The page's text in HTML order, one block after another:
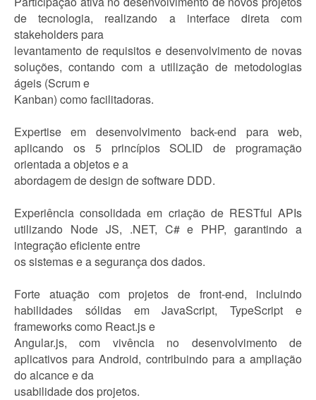
de tecnologia, realizando a interface direta com
stakeholders para
levantamento de requisitos e desenvolvimento de novas
soluções, contando com a utilização de metodologias
ágeis (Scrum e
Kanban) como facilitadoras.
Expertise em desenvolvimento back-end para web,
aplicando os 5 princípios SOLID de programação
orientada a objetos e a
abordagem de design de software DDD.
Experiência consolidada em criação de RESTful APIs
utilizando Node JS, .NET, C# e PHP, garantindo a
integração eficiente entre
os sistemas e a segurança dos dados.
Forte atuação com projetos de front-end, incluindo
habilidades sólidas em JavaScript, TypeScript e
frameworks como React.js e
Angular.js, com vivência no desenvolvimento de
aplicativos para Android, contribuindo para a ampliação
do alcance e da
usabilidade dos projetos.